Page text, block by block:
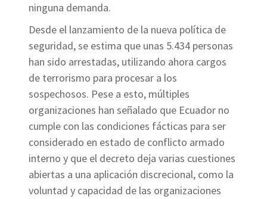
ninguna demanda.
Desde el lanzamiento de la nueva política de
seguridad, se estima que unas 5.434 personas
han sido arrestadas, utilizando ahora cargos
de terrorismo para procesar a los
sospechosos. Pese a esto, múltiples
organizaciones han señalado que Ecuador no
cumple con las condiciones fácticas para ser
considerado en estado de conflicto armado
interno y que el decreto deja varias cuestiones
abiertas a una aplicación discrecional, como la
voluntad y capacidad de las organizaciones